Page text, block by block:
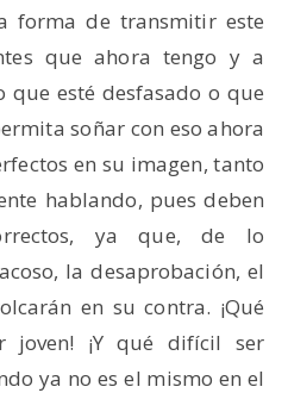
forma de transmitir este
que ahora tengo y a
que esté desfasado o que
soñar con eso ahora
en su imagen, tanto
hablando, pues deben
ya que, de lo
la desaprobación, el
en su contra. ¡Qué
joven! ¡Y qué difícil ser
ya no es el mismo en el